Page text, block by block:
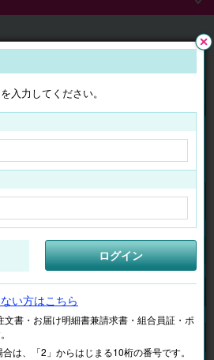
ログイン
マイページ
検索
該当商品は、お取扱いしておりません。
入力してください。
ログイン
い方はこちら
書・お届け明細書兼請求書・組合員証・ポ
は、「2」からはじまる10桁の番号です。